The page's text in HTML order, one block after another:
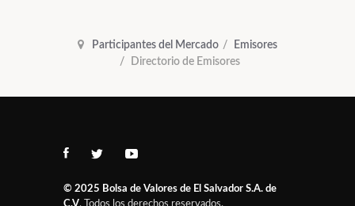
Participantes del Mercado
Emisores
Directorio de Emisores
© 2025 Bolsa de Valores de El Salvador S.A. de